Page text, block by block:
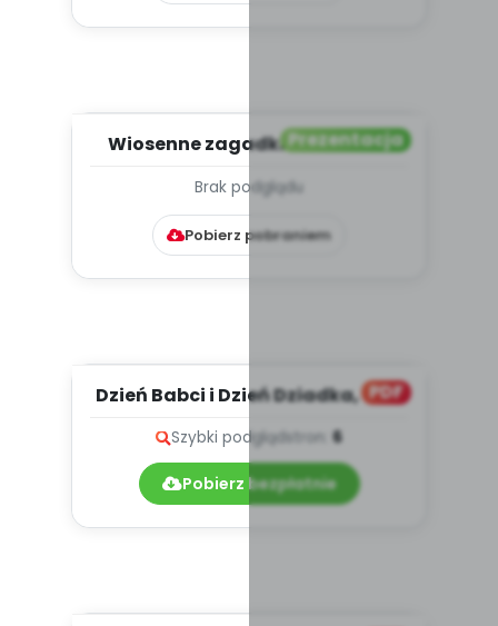
Prezentacja
Wiosenne zagadki słuchowe -
Brak podglądu
Pobierz pobraniem
PDF
Dzień Babci i Dzień Dziadka, cz. 2
Szybki podgląd stron: 6
Pobierz bezpłatnie